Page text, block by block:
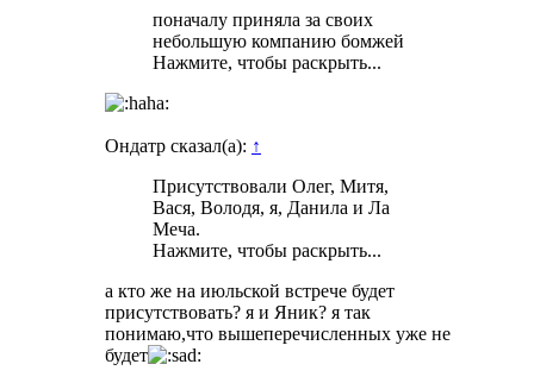
поначалу приняла за своих
небольшую компанию бомжей
Нажмите, чтобы раскрыть...
Ондатр сказал(а): ↑
Присутствовали Олег, Митя,
Вася, Володя, я, Данила и Ла
Меча.
Нажмите, чтобы раскрыть...
а кто же на июльской встрече будет
присутствовать? я и Яник? я так
понимаю,что вышеперечисленных уже не
будет